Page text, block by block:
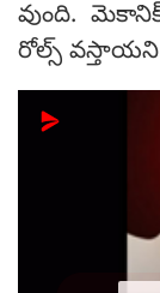
వుంది.
రోల్స్ వస్తాయని